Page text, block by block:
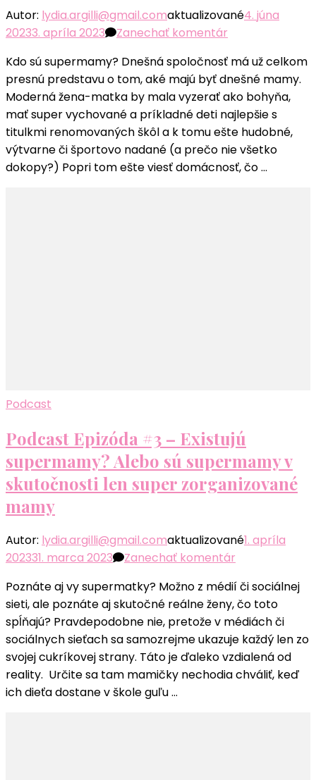
Autor: lydia.argilli@gmail.comaktualizované4. júna
20233. apríla 2023 Zanechať komentár
Supermamy
–
Kdo
sú
supermamy?
A
existujú
Kdo sú supermamy? Dnešná spoločnosť má už celkom
presnú predstavu o tom, aké majú byť dnešné mamy.
Moderná žena-matka by mala vyzerať ako bohyňa,
mať super vychované a príkladné deti najlepšie s
titulkmi renomovaných škôl a k tomu ešte hudobné,
výtvarne či športovo nadané (a prečo nie všetko
dokopy?) Popri tom ešte viesť domácnosť, čo …
Podcast
Podcast Epizóda #3 – Existujú
supermamy? Alebo sú supermamy v
skutočnosti len super zorganizované
mamy
Autor: lydia.argilli@gmail.comaktualizované1. apríla
202331. marca 2023 Zanechať komentár
Podcast
Epizóda
#3
–
Existujú
supermamy?
Poznáte aj vy supermatky? Možno z médií či sociálnej
sieti, ale poznáte aj skutočné reálne ženy, čo toto
spĺňajú? Pravdepodobne nie, pretože v médiách či
sociálnych sieťach sa samozrejme ukazuje každý len zo
svojej cukríkovej strany. Táto je ďaleko vzdialená od
reality. Určite sa tam mamičky nechodia chváliť, keď
ich dieťa dostane v škole guľu …